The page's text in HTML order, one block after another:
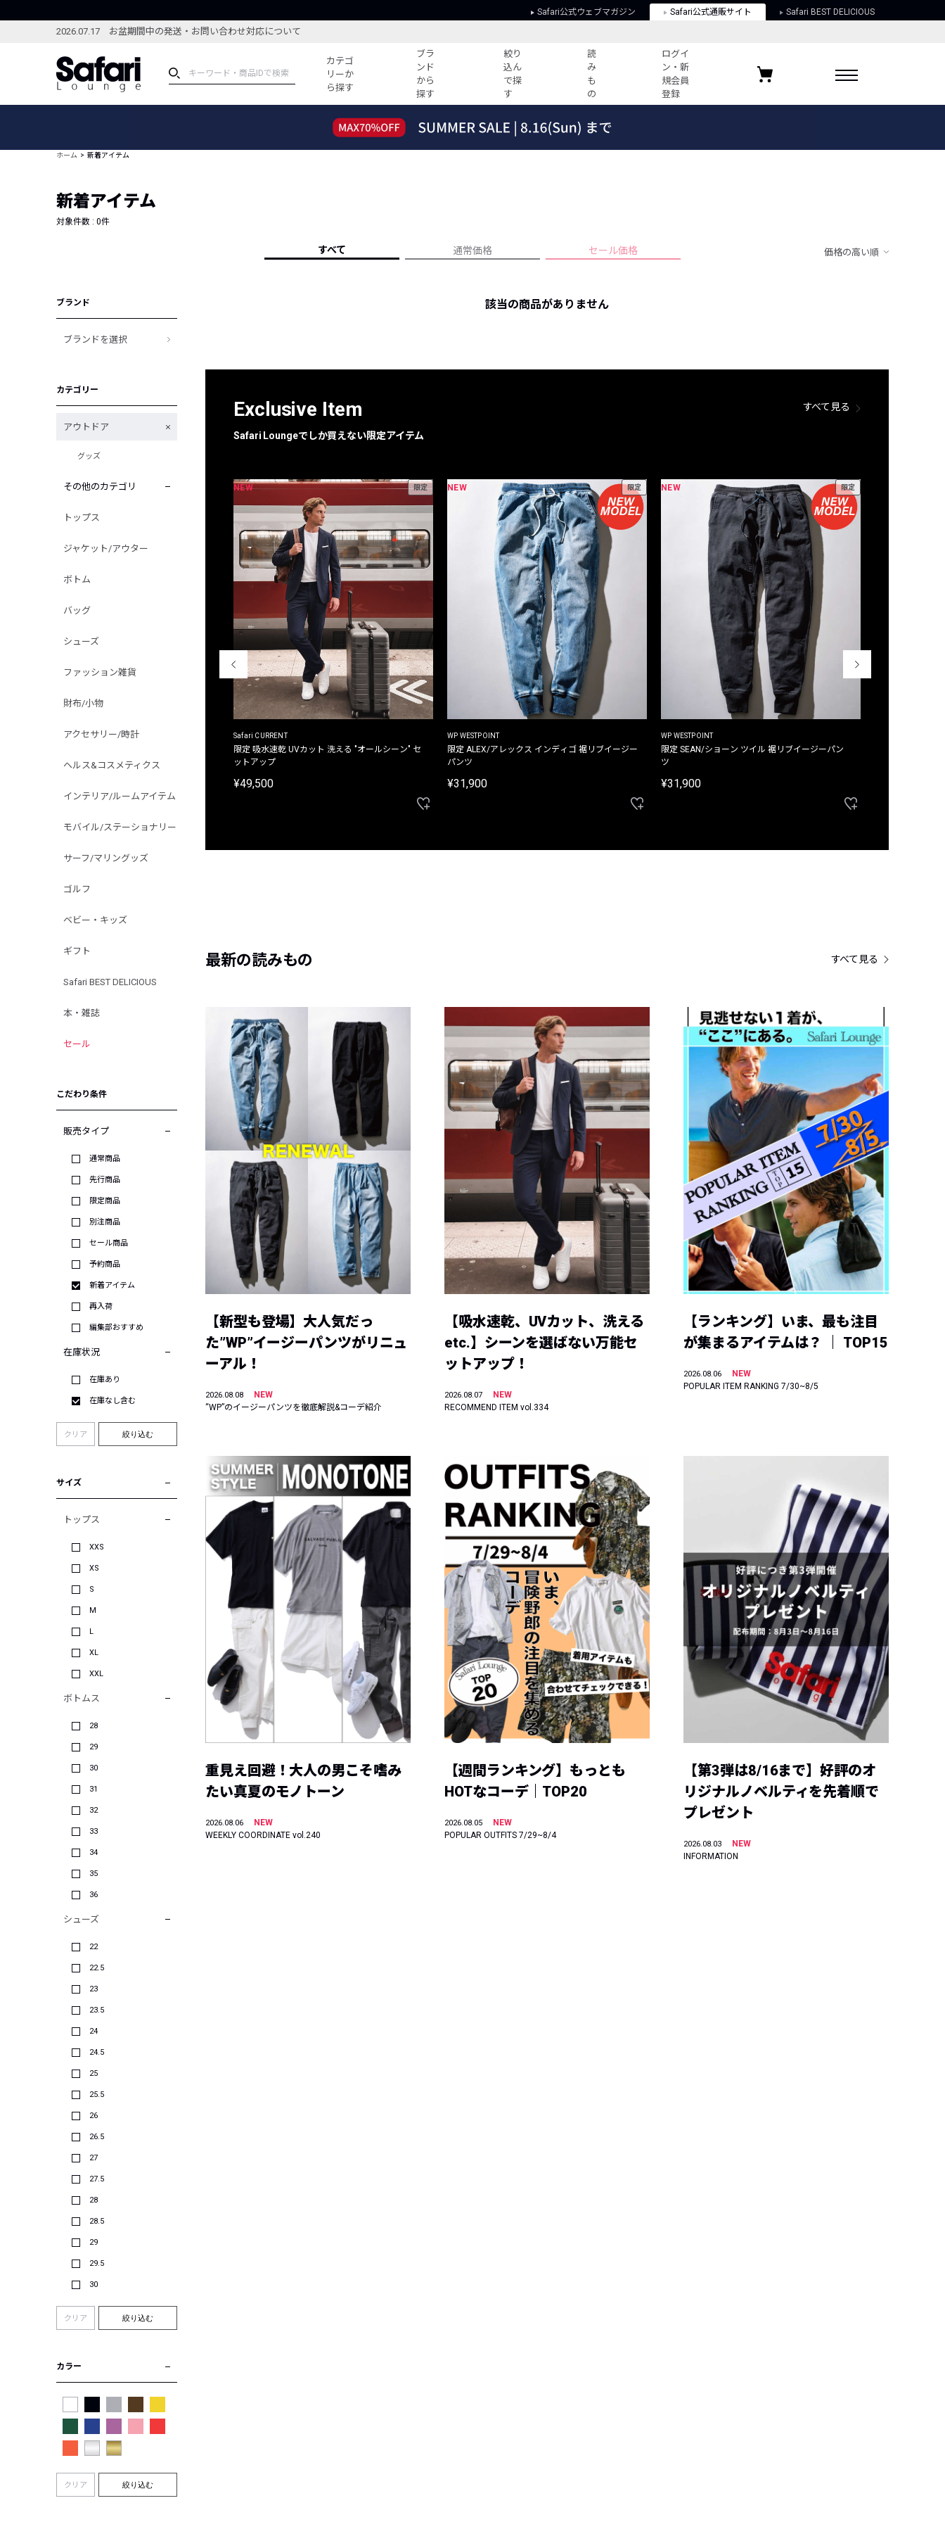
Safari公式ウェブマガジン Safari公式通販サイト Safari BEST DELICIOUS
2026.07.17 お盆期間中の発送・お問い合わせ対応について
カテゴ
リーか
ら探す
ブラ
ンド
から
探す
絞り
込ん
で探
す
読
み
も
の
ログイ
ン・新
規会員
登録
ブランドから探す
新着アイテム
編集部のおすすめアイテム
すべての記事
人気記事ランキング
フォーカスブランド
プライバシーポリシー
お気に入りブランド
ホーム 新着アイテム
新着アイテム
対象件数 : 0件
すべて 通常価格 セール価格 価格の高い順
ブランド
ブランドを選択
カテゴリー
アウトドア
グッズ
その他のカテゴリ
トップス
ジャケット/アウター
ボトム
バッグ
シューズ
ファッション雑貨
財布/小物
アクセサリー/時計
ヘルス&コスメティクス
インテリア/ルームアイテム
モバイル/ステーショナリー
サーフ/マリングッズ
ゴルフ
ベビー・キッズ
ギフト
Safari BEST DELICIOUS
本・雑誌
セール
こだわり条件
販売タイプ
通常商品
先行商品
限定商品
別注商品
セール商品
予約商品
新着アイテム
再入荷
編集部おすすめ
在庫状況
在庫あり
在庫なし含む
クリア 絞り込む
サイズ
トップス
XXS
XS
S
M
L
XL
XXL
ボトムス
28
29
30
31
32
33
34
35
36
シューズ
22
22.5
23
23.5
24
24.5
25
25.5
26
26.5
27
27.5
28
28.5
29
29.5
30
クリア 絞り込む
カラー
クリア 絞り込む
該当の商品がありません
Exclusive Item
Safari Loungeでしか買えない限定アイテム
すべて見る
NEW 限定
Safari CURRENT
限定 吸水速乾 UVカット 洗える "オールシーン" セ
ットアップ
¥49,500
NEW 限定
WP WESTPOINT
限定 ALEX/アレックス インディゴ 裾リブイージー
パンツ
¥31,900
NEW 限定
WP WESTPOINT
限定 SEAN/ショーン ツイル 裾リブイージーパン
ツ
¥31,900
最新の読みもの すべて見る
【新型も登場】大人気だっ
た”WP”イージーパンツがリニュ
ーアル！
2026.08.08
NEW
“WP”のイージーパンツを徹底解説&コーデ紹介
【吸水速乾、UVカット、洗える
etc.】シーンを選ばない万能セ
ットアップ！
2026.08.07
NEW
RECOMMEND ITEM vol.334
【ランキング】いま、最も注目
が集まるアイテムは？ ｜ TOP15
2026.08.06
NEW
POPULAR ITEM RANKING 7/30~8/5
重見え回避！大人の男こそ嗜み
たい真夏のモノトーン
2026.08.06
NEW
WEEKLY COORDINATE vol.240
【週間ランキング】もっとも
HOTなコーデ｜TOP20
2026.08.05
NEW
POPULAR OUTFITS 7/29~8/4
【第3弾は8/16まで】好評のオ
リジナルノベルティを先着順で
プレゼント
2026.08.03
NEW
INFORMATION